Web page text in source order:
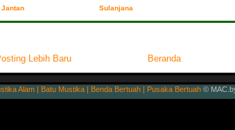
Jantan
Sulanjana
Lebih Baru Beranda
Alam | Batu Mustika | Benda Bertuah | Pusaka Bertuah©